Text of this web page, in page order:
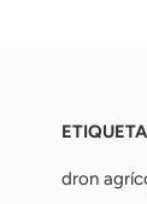
dron